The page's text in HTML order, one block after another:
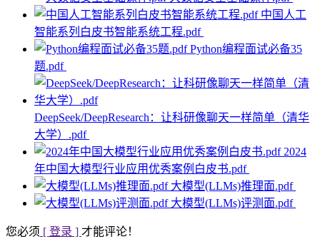
中国人工
智能系列白皮书智能系统工程.pdf
Python编程面试必备35
题.pdf
DeepSeek/DeepResearch：让科研像聊天一样简单（清华
大学）.pdf
2024
年中国大模型行业应用优秀案例白皮书.pdf
大模型(LLMs)推理面.pdf
大模型(LLMs)评测面.pdf
您必须 [ 登录 ] 才能评论！